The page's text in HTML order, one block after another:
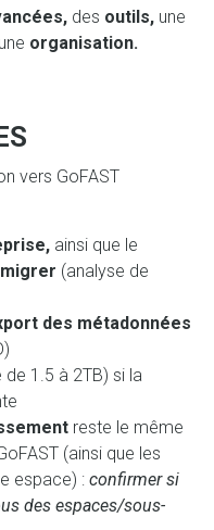
des outils, une
organisation.
vers GoFAST
ainsi que le
(analyse de
des métadonnées
de 1.5 à 2TB) si la
reste le même
(ainsi que les
espace) : confirmer si
des espaces/sous-